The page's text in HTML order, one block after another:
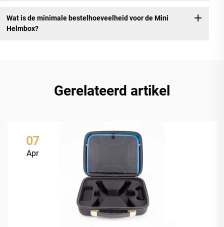
Wat is de minimale bestelhoeveelheid voor de Mini
Helmbox?
Gerelateerd artikel
07
Apr